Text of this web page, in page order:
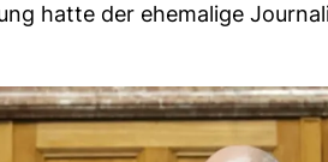
hatte der ehemalige